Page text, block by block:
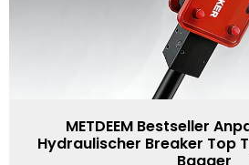
METDEEM Bestseller
Hydraulischer Breaker Top